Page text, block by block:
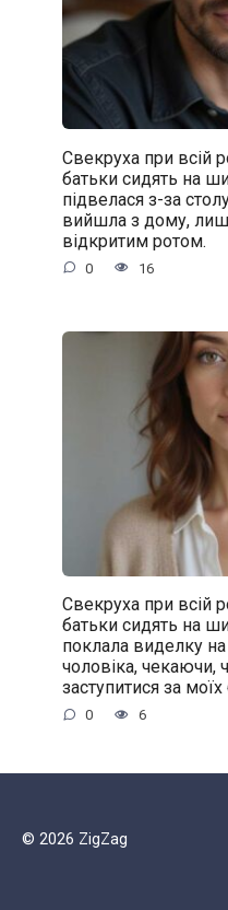
Свекруха при всій
батьки сидять на
підвелася з-за
вийшла з дому,
відкритим ротом.
0 16
Свекруха при всій
батьки сидять на
поклала виделку на
чоловіка, чекаючи,
заступитися за моїх
0 6
© 2026 ZigZag